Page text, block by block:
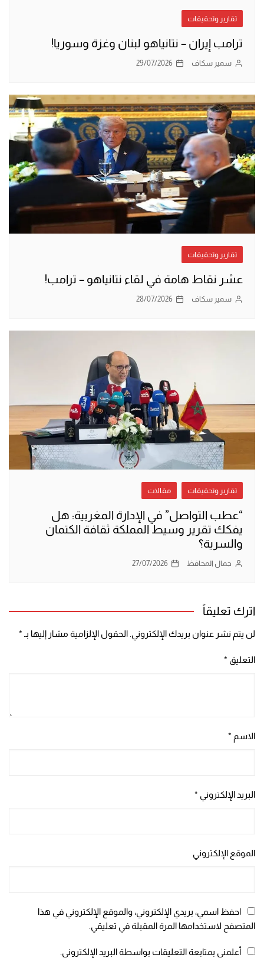
تقارير وتحقيقات
ترامب إيران – نتانياهو لبنان وغزة وسوريا!
سمير سكاف 29/07/2026
تقارير وتحقيقات
عشر نقاط هامة في لقاء نتانياهو – ترامب!
سمير سكاف 28/07/2026
تقارير وتحقيقات مقالات
“عطب التواصل” في الإدارة المغربية: هل
يفكك تقرير وسيط المملكة ثقافة الكتمان
والسرية؟
جمال المحافظ 27/07/2026
اترك تعليقاً
لن يتم نشر عنوان بريدك الإلكتروني.الحقول الإلزامية مشار إليها بـ *
التعليق *
الاسم *
البريد الإلكتروني *
الموقع الإلكتروني
احفظ اسمي، بريدي الإلكتروني، والموقع الإلكتروني في هذا
المتصفح لاستخدامها المرة المقبلة في تعليقي.
أعلمني بمتابعة التعليقات بواسطة البريد الإلكتروني.